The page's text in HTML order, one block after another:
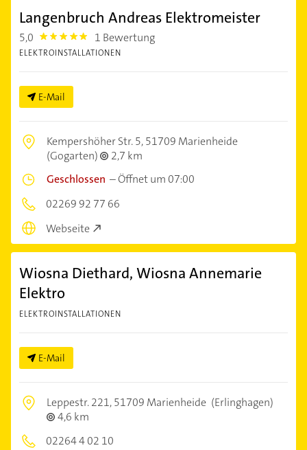
Langenbruch Andreas Elektromeister
5,0 5.0 1 Bewertung
ELEKTROINSTALLATIONEN
E-Mail
Kempershöher Str. 5,51709 Marienheide
(Gogarten)
2,7 km
Geschlossen –Öffnet um 07:00
02269 92 77 66
Webseite
Wiosna Diethard, Wiosna Annemarie
Elektro
ELEKTROINSTALLATIONEN
E-Mail
Leppestr. 221,51709 Marienheide (Erlinghagen)
4,6 km
02264 4 02 10